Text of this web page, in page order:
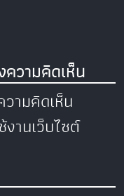
วามคิดเห็น
ามคิดเห็น
งานเว็บไซต์